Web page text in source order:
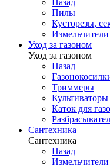
Назад
Пилы
Кусторезы,
Уход за газоном
Уход за газоном
Назад
Триммеры
Культиваторы
Каток для
Сантехника
Сантехника
Назад